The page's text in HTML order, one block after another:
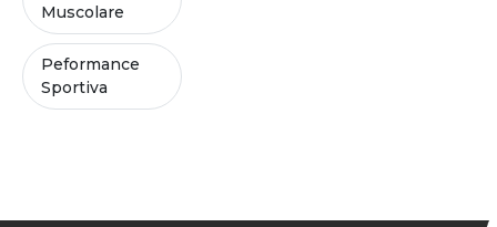
Muscolare
Peformance
Sportiva